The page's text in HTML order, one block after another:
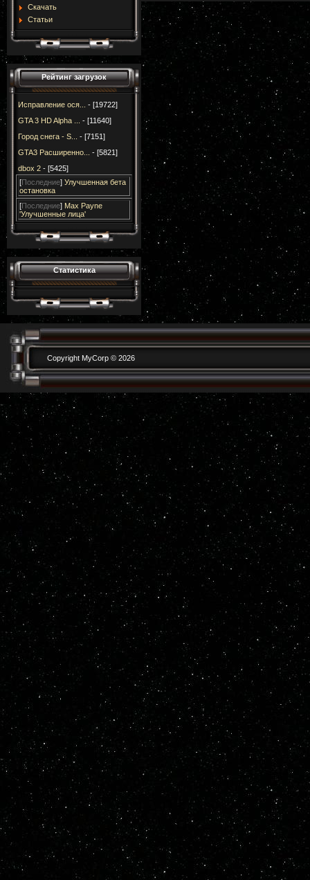
Скачать
Статьи
Рейтинг загрузок
Исправление ося...
- [19722]
GTA 3 HD Alpha ...
- [11640]
Город снега - S...
- [7151]
GTA3 Расширенно...
- [5821]
dbox 2 - [5425]
[Последние] Улучшенная бета
остановка
[Последние] Max Payne
'Улучшенные лица'
Статистика
Copyright MyCorp © 2026